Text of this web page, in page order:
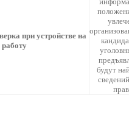
при устройстве на
работу
будут